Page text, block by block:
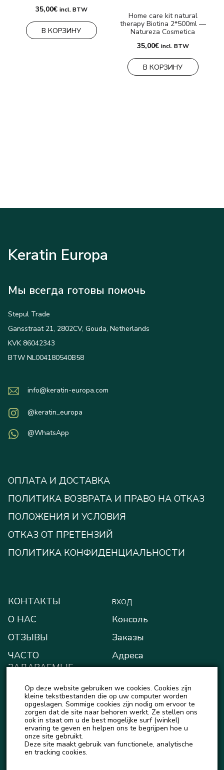
35,00€ incl. BTW
В КОРЗИНУ
Home care kit natural
therapy Biotina 2*500ml —
Natureza Cosmetica
35,00€ incl. BTW
В КОРЗИНУ
Keratin Europa
Мы всегда готовы помочь
Stepul Trade
Gansstraat 21, 2802CV, Gouda, Netherlands
KVK 86042343
BTW NL004180540B58
info@keratin-europa.com
@keratin_europa
@WhatsApp
ОПЛАТА И ДОСТАВКА
ПОЛИТИКА ВОЗВРАТА И ПРАВО НА ОТКАЗ
ПОЛОЖЕНИЯ И УСЛОВИЯ
ОТКАЗ ОТ ПРЕТЕНЗИЙ
ПОЛИТИКА КОНФИДЕНЦИАЛЬНОСТИ
КОНТАКТЫ
О НАС
ОТЗЫВЫ
ЧАСТО
ЗАДАВАЕМЫЕ
БЛОГ
НОВОСТИ
ВХОД
Консоль
Заказы
Адреса
Мой кошелёк
Детали учётной записи
Выход
Op deze website gebruiken we cookies. Cookies zijn
kleine tekstbestanden die op uw computer worden
opgeslagen. Sommige cookies zijn nodig om ervoor te
zorgen dat de site naar behoren werkt. Ze stellen ons
ook in staat om u de best mogelijke surf (winkel)
ervaring te geven en helpen ons te begrijpen hoe u
onze site gebruikt.
Deze site maakt gebruik van functionele, analytische
en tracking cookies.